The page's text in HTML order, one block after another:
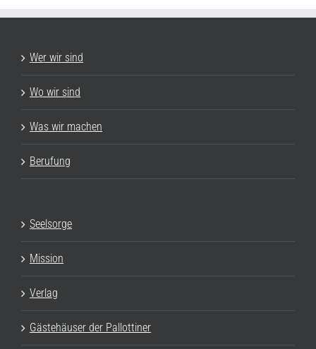
Wer wir sind
Wo wir sind
Was wir machen
Berufung
Seelsorge
Mission
Verlag
Gästehäuser der Pallottiner